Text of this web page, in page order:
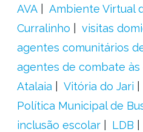
AVA
Ambiente Virtual
Curralinho
visitas
agentes comunitários
agentes de combate às
Atalaia
Vitória do Jari
Política Municipal de
inclusão escolar
LDB